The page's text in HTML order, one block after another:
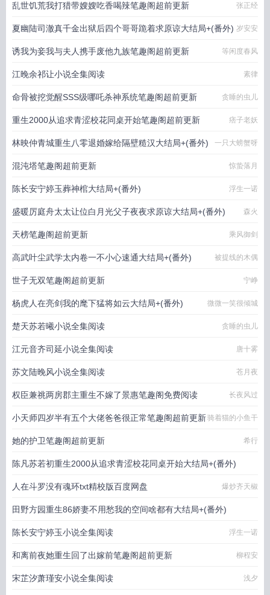
乱世饥荒我打猎带嫂嫂吃香喝辣笔趣阁超前更新 张正经
夏幽陆司澈真千金出狱后四个哥哥跪着求原谅大结局+(番外) 岁安安
诱我为妾我与夫人携手废他九族笔趣阁超前更新 等闲度春风
江晚余祁让小说全集阅读 素律
命骨被挖觉醒SSS级哪吒杀神系统笔趣阁超前更新 贪睡的虫儿
重生2000从追求青涩校花同桌开始笔趣阁超前更新 痞子老妖
林映仲青城重生八零退婚嫁给隔壁糙汉大结局+(番外) 一只大螃蟹呀
混沌塔笔趣阁超前更新 惊蛰落月
陈长安宁婷玉葬神棺大结局+(番外) 浮生一诺
盛暖厉庭舟太太让位白月光父子夜夜求原谅大结局+(番外) 森火
天榜笔趣阁超前更新 乘风御剑
高武叶尘武学太内卷一不小心速通大结局+(番外) 被提线的木偶
世子无双笔趣阁超前更新 宁峥
杨虎人在亮剑我的麾下猛将如云大结局+(番外) 微微一笑很倾城
楚天苏若曦小说全集阅读 贪睡的虫儿
江元音齐司延小说全集阅读 唐十雾
苏文陆晚风小说全集阅读 苍月夜
权臣兼祧两房郡主重生不嫁了景惠笔趣阁免费阅读 长夜风过
小天师四岁半有五个大佬爸爸很正常笔趣阁超前更新骑着猫的小鱼干
她的护卫笔趣阁超前更新 希行
陈凡苏若初重生2000从追求青涩校花同桌开始大结局+(番外)
痞子老妖
人在斗罗没有魂环txt精校版百度网盘 爆炒齐天椒
田野方园重生86娇妻不用愁我的空间啥都有大结局+(番外)
一码归一码
陈长安宁婷玉小说全集阅读 浮生一诺
和离前夜她重生回了出嫁前笔趣阁超前更新 柳程安
宋芷汐萧瑾安小说全集阅读 浅夕